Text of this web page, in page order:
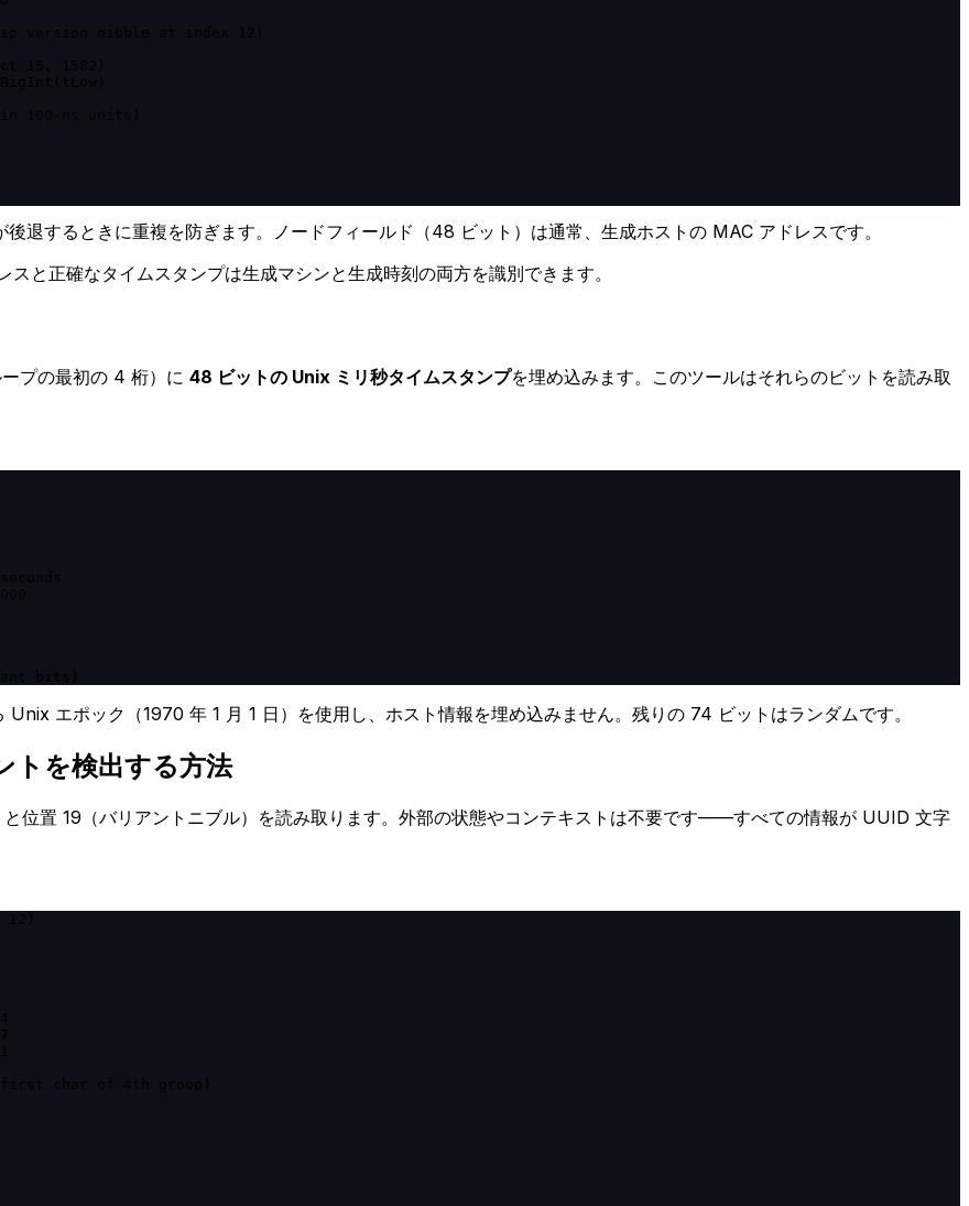
退するときに重複を防ぎます。ノードフィールド（48 ビット）は通常、生成ホストの MAC アドレスです。
と正確なタイムスタンプは生成マシンと生成時刻の両方を識別できます。
プの最初の 4 桁）に 48 ビットの Unix ミリ秒タイムスタンプを埋め込みます。このツールはそれらのビットを読み取
エポック（1970 年 1 月 1 日）を使用し、ホスト情報を埋め込みません。残りの 74 ビットはランダムです。
トを検出する方法
位置 19（バリアントニブル）を読み取ります。外部の状態やコンテキストは不要です——すべての情報が UUID 文字